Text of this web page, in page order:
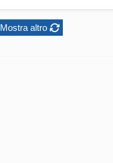
Mostra altro